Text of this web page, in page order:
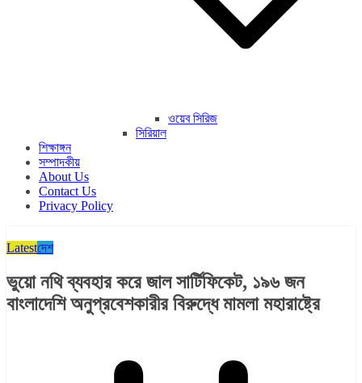
ওয়েব সিরিজ
সিরিয়াল
শিক্ষাঙ্গন
সম্পাদকীয়
About Us
Contact Us
Privacy Policy
Latestদেশ
ভুয়ো নথি ব্যবহার করে জাল সার্টিফিকেট, ১৯৬ জন
বাংলাদেশি অনুপ্রবেশকারীর বিরুদ্ধে মামলা মহারাষ্ট্রে